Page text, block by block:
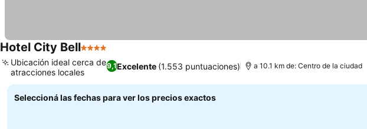
Hotel City Bell4 Estrellas
9,1Excelente (1.553 puntuaciones)
Ubicación ideal cerca de
atracciones locales
a 10.1 km de: Centro de la ciudad
Seleccioná las fechas para ver los precios exactos